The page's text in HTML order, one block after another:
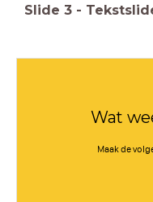
Slide 3 -
Wat
Maak de